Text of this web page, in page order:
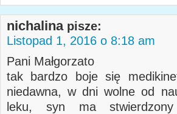
nichalina pisze:
Listopad 1, 2016 o 8:18 am
Pani Małgorzato
tak bardzo boje się
niedawna, w dni wolne od
leku, syn ma